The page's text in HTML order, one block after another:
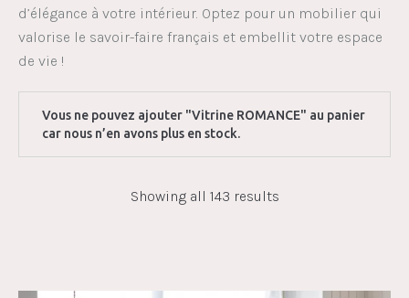
d’élégance à votre intérieur. Optez pour un mobilier qui
valorise le savoir-faire français et embellit votre espace
de vie !
Vous ne pouvez ajouter "Vitrine ROMANCE" au panier
car nous n’en avons plus en stock.
Showing all 143 results